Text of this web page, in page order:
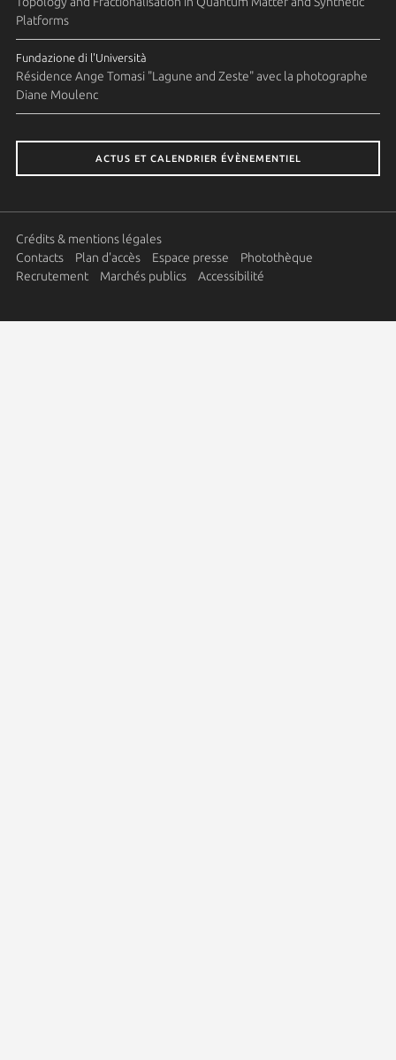
Platforms
Fundazione di l'Università
Résidence Ange Tomasi "Lagune and Zeste" avec la photographe
Diane Moulenc
ACTUS ET CALENDRIER ÉVÈNEMENTIEL
Crédits & mentions légales
Contacts
Plan d'accès Espace presse
Photothèque
Recrutement
Marchés publics Accessibilité